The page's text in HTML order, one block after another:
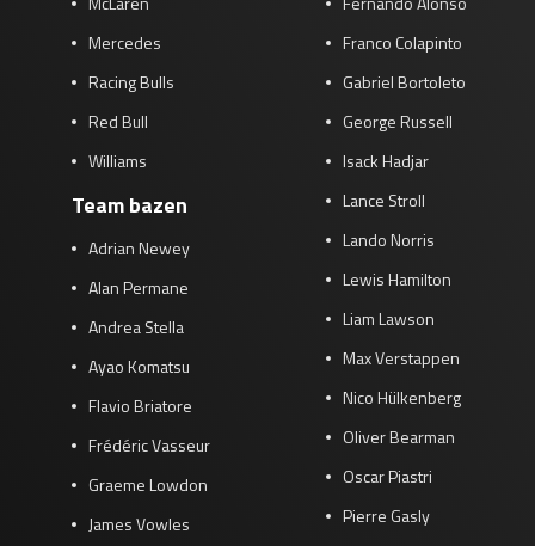
Mercedes
Racing Bulls
Red Bull
Williams
Team bazen
Adrian Newey
Alan Permane
Andrea Stella
Ayao Komatsu
Flavio Briatore
Frédéric Vasseur
Graeme Lowdon
James Vowles
Franco Colapinto
Gabriel Bortoleto
George Russell
Isack Hadjar
Lance Stroll
Lando Norris
Lewis Hamilton
Liam Lawson
Max Verstappen
Nico Hülkenberg
Oliver Bearman
Oscar Piastri
Pierre Gasly